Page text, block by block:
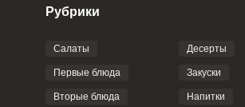
Фото до 4 шт, до 5 mb
Рубрики
Салаты
Первые блюда
Вторые блюда
Десерты
Закуски
Напитки